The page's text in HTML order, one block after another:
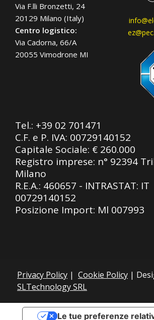
Via F.lli Bronzetti, 24
20129 Milano (Italy)
Centro logistico:
Via Cadorna, 66/A
20055 Vimodrone MI
Tel.: +39 02 701471
C.F. e P. IVA: 00729140152
Capitale Sociale: € 260.000
Registro imprese: n° 92394
Milano
R.E.A.: 460657 - INTRASTAT: IT
00729140152
Posizione Import: Ml 007993
Privacy Policy | Cookie Policy |
SLTechnology SRL
Le tue preferenze